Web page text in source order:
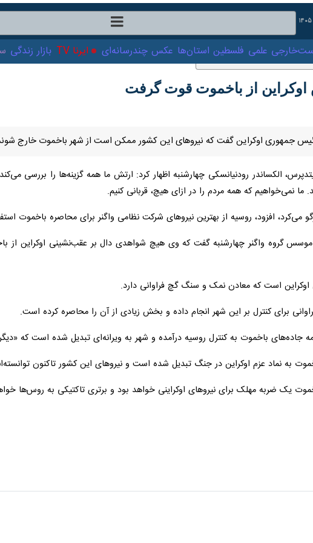
سیاست‌خارجی علمی فلسطین استان‌ها عکس چندرسانه‌ای ایرنا TV بازار
از باخموت قوت گرفت
جمهوری اوکراین گفت که نیروهای این کشور ممکن است از شهر باخموت خارج
الکساندر رودنیانسکی چهارشنبه اظهار کرد: ارتش ما همه گزینه‌ها را بررسی
نمی‌خواهیم که همه مردم را در ازای هیچ، قربانی کنیم.
افزود، روسیه از بهترین نیروهای شرکت نظامی واگنر برای محاصره باخموت
موسس گروه واگنر چهارشنبه گفت که وی هیچ شواهدی دال بر عقب‌نشینی اوکراین از
است که معادن نمک و سنگ گچ فراوانی دارد.
برای کنترل بر این شهر انجام داده و بخش زیادی از آن را محاصره کرده است.
جاده‌های باخموت به کنترل روسیه درآمده و شهر به ویرانه‌ای تبدیل شده است که
به نماد عزم اوکراین در جنگ تبدیل شده است و نیروهای این کشور تاکنون
یک ضربه مهلک برای نیروهای اوکراینی خواهد بود و برتری تاکتیکی به روس‌ها